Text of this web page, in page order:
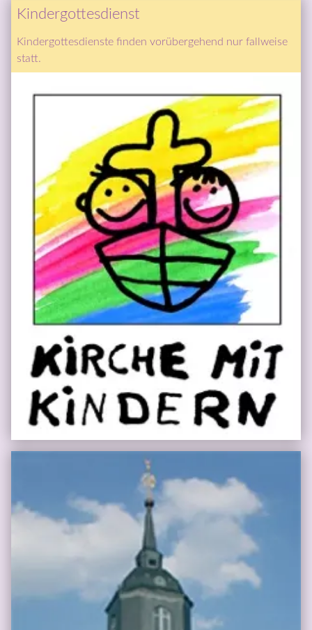
Kindergottesdienst
Kindergottesdienste finden vorübergehend nur fallweise
statt.